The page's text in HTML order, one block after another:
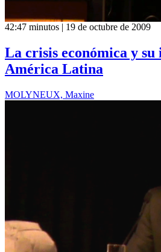
42:47 minutos | 19 de octubre de 2009
La crisis económica y su
América Latina
MOLYNEUX, Maxine